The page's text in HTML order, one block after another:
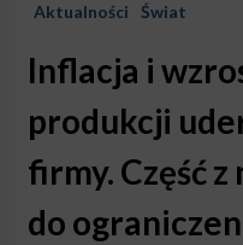
Aktualności Świat
Inflacja i
produkcji
firmy. Część
do